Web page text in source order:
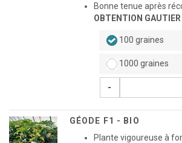
Bonne tenue après
OBTENTION GAUTIER
100 graines
1000 graines
-
GÉODE F1 - BIO
Plante vigoureuse à